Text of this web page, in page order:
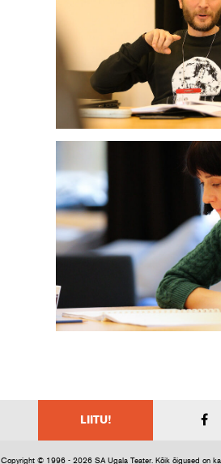
LIITU!
Copyright © 1996 - 2026 SA Ugala Teater. Kõik õigused on